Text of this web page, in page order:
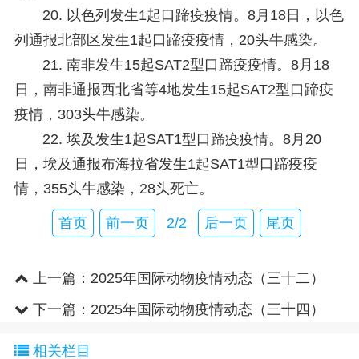
20. 以色列发生1起口蹄疫疫情。8月18日，以色
列通报北部区发生1起口蹄疫疫情，20头牛感染。
21. 南非发生15起SAT2型口蹄疫疫情。8月18
日，南非通报西北省等4地发生15起SAT2型口蹄疫
疫情，303头牛感染。
22. 埃及发生1起SAT1型口蹄疫疫情。8月20
日，埃及通报布海拉省发生1起SAT1型口蹄疫疫
情，355头牛感染，28头死亡。
首页 前一页 2/2 后一页 尾页
上一篇： 2025年国际动物疫情动态（三十二）
下一篇： 2025年国际动物疫情动态（三十四）
相关栏目